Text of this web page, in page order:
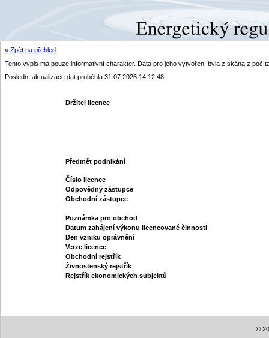
« Zpět na přehled
Tento výpis má pouze informativní charakter. Data pro jeho vytvoření byla získána z
Poslední aktualizace dat proběhla 31.07.2026 14:12:48
Držitel licence
Předmět podnikání
Číslo licence
Odpovědný zástupce
Obchodní zástupce
Poznámka pro obchod
Datum zahájení výkonu licencované činnosti
Den vzniku oprávnění
Verze licence
Obchodní rejstřík
Živnostenský rejstřík
Rejstřík ekonomických subjektů
©